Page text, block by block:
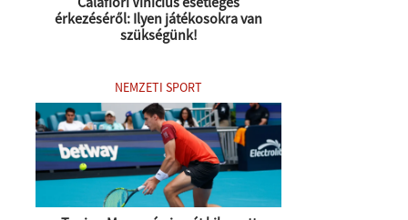
érkezéséről: Ilyen játékosokra van
szükségünk!
NEMZETI SPORT